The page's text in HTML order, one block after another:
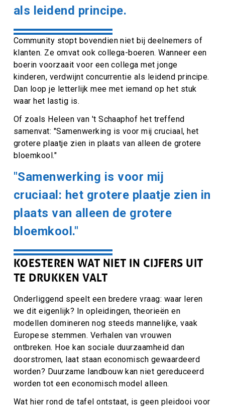
als leidend principe.
Community stopt bovendien niet bij deelnemers of
klanten. Ze omvat ook collega-boeren. Wanneer een
boerin voorzaait voor een collega met jonge
kinderen, verdwijnt concurrentie als leidend principe.
Dan loop je letterlijk mee met iemand op het stuk
waar het lastig is.
Of zoals Heleen van 't Schaaphof het treffend
samenvat: "Samenwerking is voor mij cruciaal, het
grotere plaatje zien in plaats van alleen de grotere
bloemkool."
"Samenwerking is voor mij
cruciaal: het grotere plaatje zien in
plaats van alleen de grotere
bloemkool."
KOESTEREN WAT NIET IN CIJFERS UIT
TE DRUKKEN VALT
Onderliggend speelt een bredere vraag: waar leren
we dit eigenlijk? In opleidingen, theorieën en
modellen domineren nog steeds mannelijke, vaak
Europese stemmen. Verhalen van vrouwen
ontbreken. Hoe kan sociale duurzaamheid dan
doorstromen, laat staan economisch gewaardeerd
worden? Duurzame landbouw kan niet gereduceerd
worden tot een economisch model alleen.
Wat hier rond de tafel ontstaat, is geen pleidooi voor